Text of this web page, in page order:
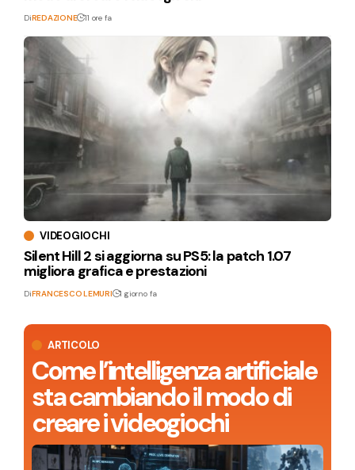
ARTICOLO
Come l’intelligenza artificiale
sta cambiando il modo di
creare i videogiochi
DiREDAZIONE 11 ore fa
VIDEOGIOCHI
Silent Hill 2 si aggiorna su PS5: la patch 1.07
migliora grafica e prestazioni
DiFRANCESCO LEMURI 1 giorno fa